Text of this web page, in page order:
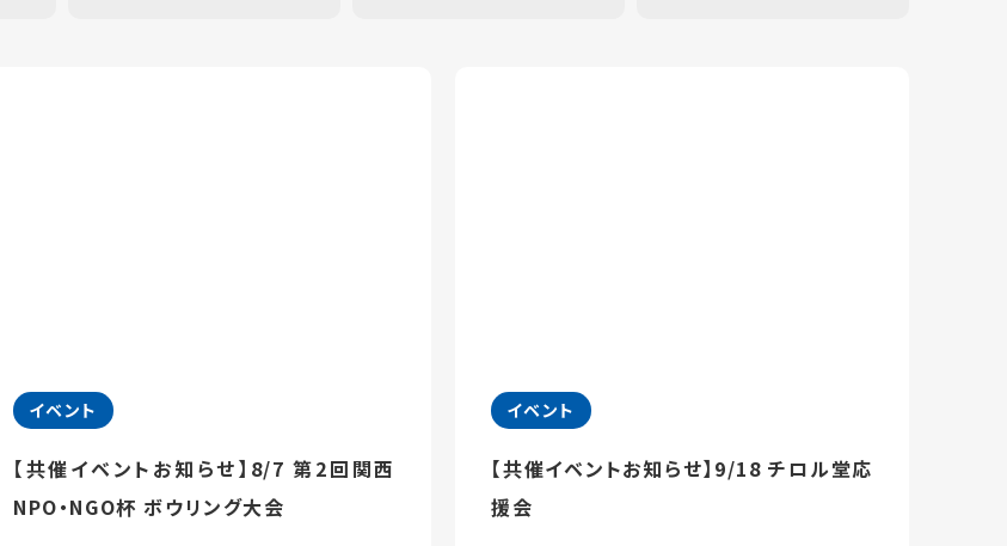
イベント
【共催イベントお知らせ】8/7 第2回関西
NPO・NGO杯 ボウリング大会
イベント
【共催イベントお知らせ】9/18 チロル堂応
援会